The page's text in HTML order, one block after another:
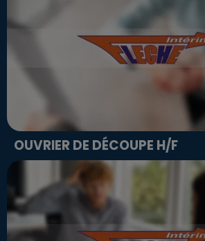
OUVRIER DE DÉCOUPE H/F